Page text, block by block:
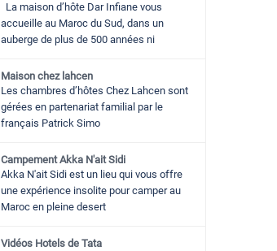
La maison d’hôte Dar Infiane vous
accueille au Maroc du Sud, dans un
auberge de plus de 500 années ni
Maison chez lahcen
Les chambres d’hôtes Chez Lahcen sont
gérées en partenariat familial par le
français Patrick Simo
Campement Akka N'ait Sidi
Akka N'ait Sidi est un lieu qui vous offre
une expérience insolite pour camper au
Maroc en pleine desert
Vidéos Hotels de Tata